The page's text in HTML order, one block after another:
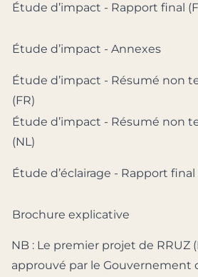
Étude d’impact - Rapport final
Étude d’impact - Annexes
Étude d’impact - Résumé non
(FR)
Étude d’impact - Résumé non
(NL)
Étude d’éclairage - Rapport final
Brochure explicative
NB : Le premier projet de RRUZ
approuvé par le Gouvernement